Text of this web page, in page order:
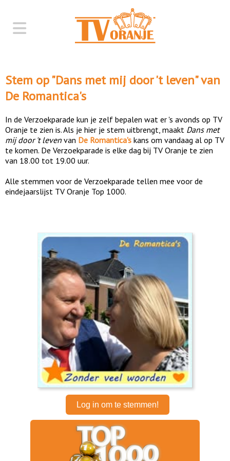
Stem op "Dans met mij door 't leven" van
De Romantica's
In de Verzoekparade kun je zelf bepalen wat er 's avonds op TV
Oranje te zien is. Als je hier je stem uitbrengt, maakt Dans met
mij door 't leven van De Romantica's kans om vandaag al op TV
te komen. De Verzoekparade is elke dag bij TV Oranje te zien
van 18.00 tot 19.00 uur.
Alle stemmen voor de Verzoekparade tellen mee voor de
eindejaarslijst TV Oranje Top 1000.
Log in om te stemmen!